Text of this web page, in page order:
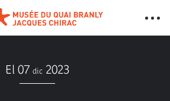
El 07 dic 2023